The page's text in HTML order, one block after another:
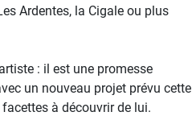
Ardentes, la Cigale ou plus
: il est une promesse
un nouveau projet prévu cette
à découvrir de lui.